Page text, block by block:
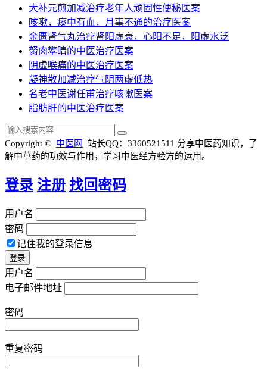
大补元煎加减治疗老年人顽固性便秘医案
咳嗽，痰中有血，月事不通的治疗医案
金匮肾气丸治疗肾阳虚衰，心阳不足，阳虚水泛
胬肉攀睛的中医治疗医案
阴虚喉痛的中医治疗医案
凝神散加减治疗气阴两虚低热
名老中医谢任甫治疗咳嗽医案
脂肪肝的中医治疗医案
Copyright © 中医网 站长QQ：3360521511 分享中医药知识，了
解中草药的功效与作用，学习中医经方验方的运用。
登录 注册 找回密码
用户名
密码
记住我的登录信息
用户名
电子邮件地址
密码
重复密码